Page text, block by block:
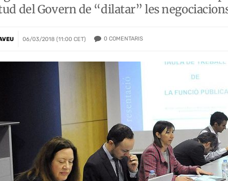
del Govern de “dilatar” les
06/03/2018 (11:00 CET) 0 COMENTARIS